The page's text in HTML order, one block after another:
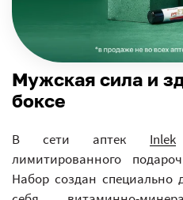
Мужская сила и
боксе
В сети аптек Inlek
лимитированного
Набор создан